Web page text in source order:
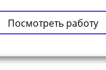
Посмотреть работу